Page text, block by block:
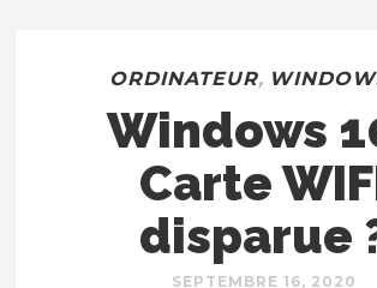
ORDINATEUR,
Windows
Carte
disparue
SEPTEMBRE 16, 2020